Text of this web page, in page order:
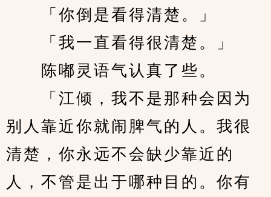
「你倒是看得清楚。」
「我一直看得很清楚。」
陈嘟灵语气认真了些。
「江倾，我不是那种会因为
别人靠近你就闹脾气的人。我很
清楚，你永远不会缺少靠近的
人，不管是出于哪种目的。你有